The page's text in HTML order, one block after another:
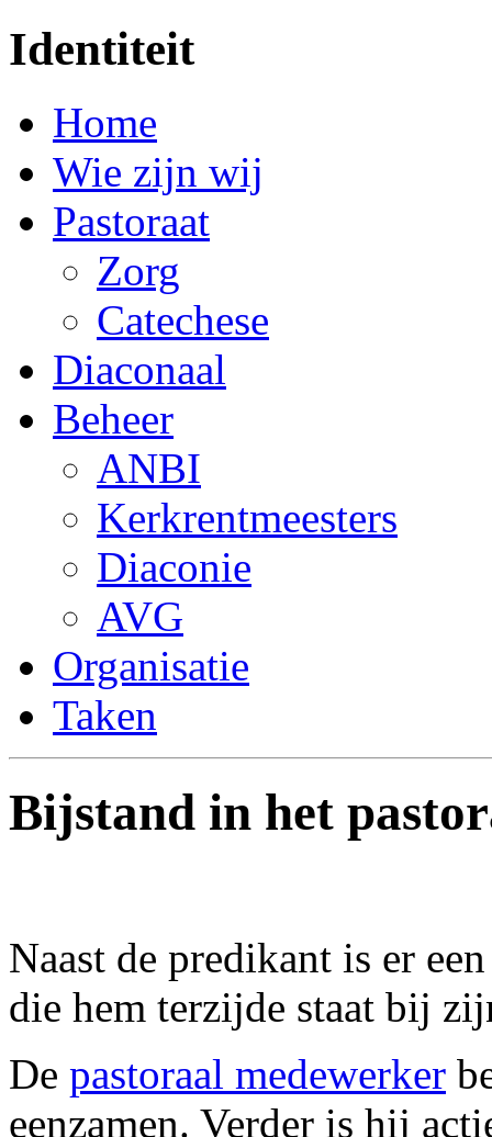
Identiteit
Home
Wie zijn wij
Pastoraat
Zorg
Catechese
Diaconaal
Beheer
ANBI
Kerkrentmeesters
Diaconie
AVG
Organisatie
Taken
Bijstand in het
Naast de predikant is er
die hem terzijde staat bij
De pastoraal medewerker
eenzamen. Verder is hij